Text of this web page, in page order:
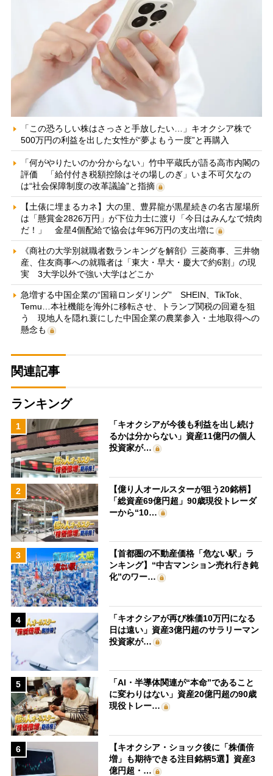
「この恐ろしい株はさっさと手放したい…」キオクシア株で
500万円の利益を出した女性が“夢よもう一度”と再購入
「何がやりたいのか分からない」竹中平蔵氏が語る高市内閣の
評価 「給付付き税額控除はその場しのぎ」いま不可欠なの
は“社会保障制度の改革議論”と指摘
【土俵に埋まるカネ】大の里、豊昇龍が黒星続きの名古屋場所
は「懸賞金2826万円」が下位力士に渡り「今日はみんなで焼肉
だ！」 金星4個配給で協会は年96万円の支出増に
《商社の大学別就職者数ランキングを解剖》三菱商事、三井物
産、住友商事への就職者は「東大・早大・慶大で約6割」の現
実 3大学以外で強い大学はどこか
急増する中国企業の“国籍ロンダリング” SHEIN、TikTok、
Temu…本社機能を海外に移転させ、トランプ関税の回避を狙
う 現地人を隠れ蓑にした中国企業の農業参入・土地取得への
懸念も
関連記事
ランキング
1
「キオクシアが今後も利益を出し続け
るかは分からない」資産11億円の個人
投資家が…
2
【億り人オールスターが狙う20銘柄】
「総資産69億円超」90歳現役トレーダ
ーから“10…
3
【首都圏の不動産価格「危ない駅」ラ
ンキング】“中古マンション売れ行き鈍
化”のワー…
4
「キオクシアが再び株価10万円になる
日は遠い」資産3億円超のサラリーマン
投資家が…
5
「AI・半導体関連が“本命”であること
に変わりはない」資産20億円超の90歳
現役トレー…
6
【キオクシア・ショック後に「株価倍
増」も期待できる注目銘柄5選】資産3
億円超・…